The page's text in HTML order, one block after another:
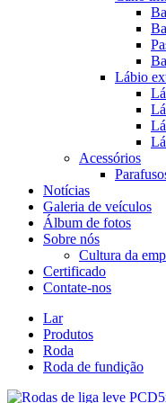
Lábio
Acessórios
Notícias
Galeria de veículos
Álbum de fotos
Sobre nós
Cultura da
Certificado
Contate-nos
Lar
Produtos
Roda
Roda de fundição